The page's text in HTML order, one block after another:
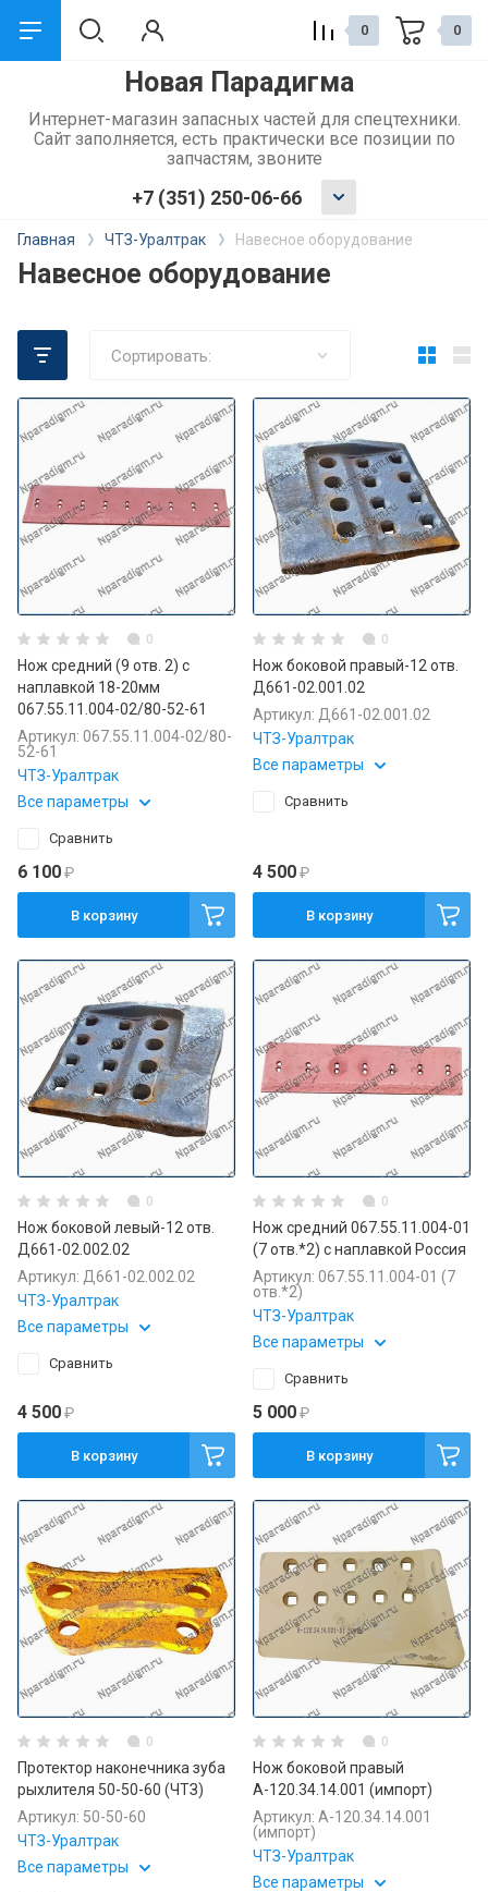
назад
Сервис и поддержка
Обмен и возврат
Доставка
Новая Парадигма
Интернет-магазин запасных частей для спецтехники.
Сайт заполняется, есть практически все позиции по
запчастям, звоните
+7 (351) 250-06-66
0 0
Главная ЧТЗ-Уралтрак Навесное оборудование
Навесное оборудование
Сортировать:
0
Нож средний (9 отв. 2) с
наплавкой 18-20мм
067.55.11.004-02/80-52-61
Артикул: 067.55.11.004-02/80-
52-61
ЧТЗ-Уралтрак
Все параметры
Сравнить
6 100₽
В корзину
0
Нож боковой правый-12 отв.
Д661-02.001.02
Артикул: Д661-02.001.02
ЧТЗ-Уралтрак
Все параметры
Сравнить
4 500₽
В корзину
0
Нож боковой левый-12 отв.
Д661-02.002.02
Артикул: Д661-02.002.02
ЧТЗ-Уралтрак
Все параметры
Сравнить
4 500₽
В корзину
0
Нож средний 067.55.11.004-01
(7 отв.*2) с наплавкой Россия
Артикул: 067.55.11.004-01 (7
отв.*2)
ЧТЗ-Уралтрак
Все параметры
Сравнить
5 000₽
В корзину
0
Протектор наконечника зуба
рыхлителя 50-50-60 (ЧТЗ)
Артикул: 50-50-60
ЧТЗ-Уралтрак
Все параметры
0
Нож боковой правый
А-120.34.14.001 (импорт)
Артикул: А-120.34.14.001
(импорт)
ЧТЗ-Уралтрак
Все параметры